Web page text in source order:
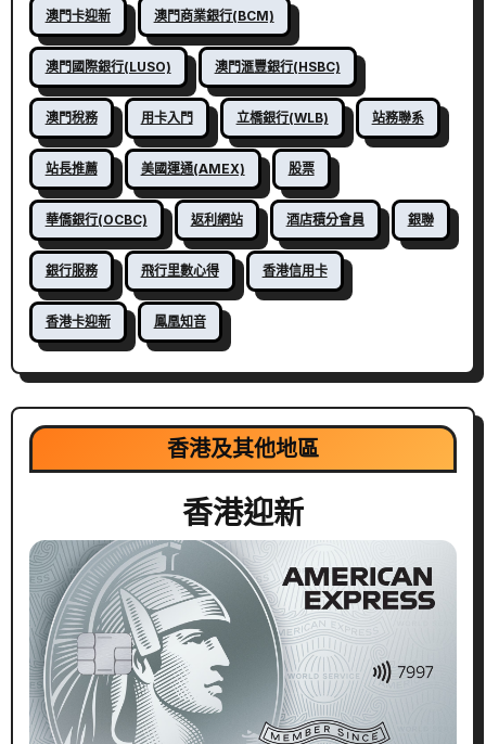
澳門卡迎新 澳門商業銀行(BCM)
澳門國際銀行(LUSO) 澳門滙豐銀行(HSBC)
澳門稅務 用卡入門 立橋銀行(WLB) 站務聯系
站長推薦 美國運通(AMEX) 股票
華僑銀行(OCBC) 返利網站 酒店積分會員 銀聯
銀行服務 飛行里數心得 香港信用卡
香港卡迎新 鳳凰知音
香港及其他地區
香港迎新